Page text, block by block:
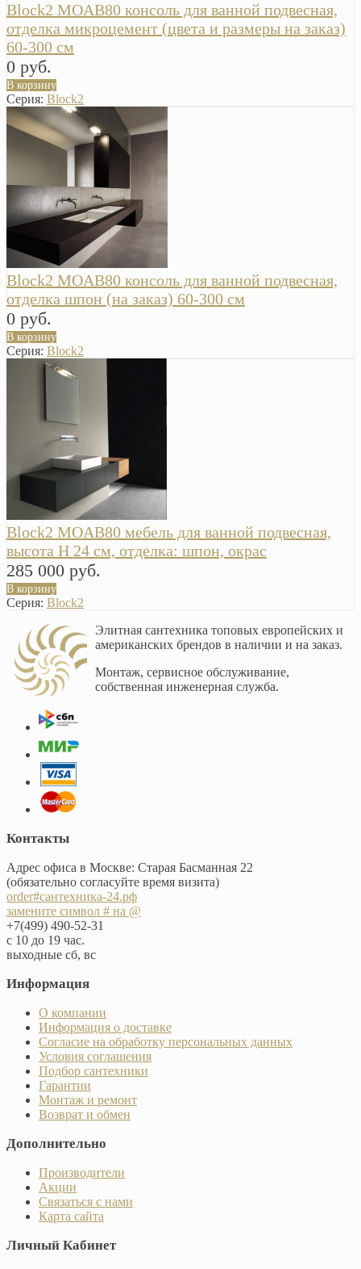
Block2 MOAB80 консоль для ванной подвесная,
отделка микроцемент (цвета и размеры на заказ)
60-300 см
0 руб.
В корзину
Серия: Block2
Block2 MOAB80 консоль для ванной подвесная,
отделка шпон (на заказ) 60-300 см
0 руб.
В корзину
Серия: Block2
Block2 MOAB80 мебель для ванной подвесная,
высота H 24 см, отделка: шпон, окрас
285 000 руб.
В корзину
Серия: Block2
Элитная сантехника топовых европейских и
американских брендов в наличии и на заказ.
Монтаж, сервисное обслуживание,
собственная инженерная служба.
Контакты
Адрес офиса в Москве: Старая Басманная 22
(обязательно согласуйте время визита)
order#сантехника-24.рф
замените символ # на @
+7(499) 490-52-31
с 10 до 19 час.
выходные сб, вс
Информация
О компании
Информация о доставке
Согласие на обработку персональных данных
Условия соглашения
Подбор сантехники
Гарантии
Монтаж и ремонт
Возврат и обмен
Дополнительно
Производители
Акции
Связаться с нами
Карта сайта
Личный Кабинет